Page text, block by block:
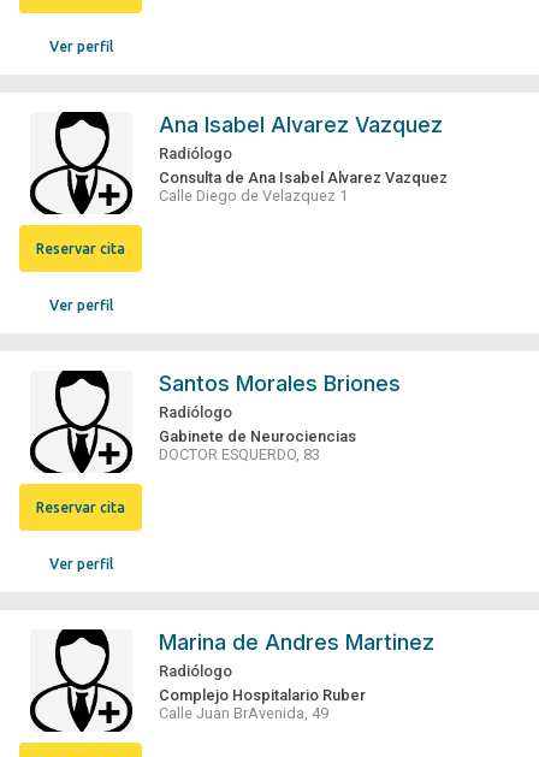
Ver perfil
Ver perfil
Reservar cita
Ana Isabel Alvarez Vazquez
Radiólogo
Consulta de Ana Isabel Alvarez Vazquez
Calle Diego de Velazquez 1
Ver perfil
Reservar cita
Santos Morales Briones
Radiólogo
Gabinete de Neurociencias
DOCTOR ESQUERDO, 83
Marina de Andres Martinez
Radiólogo
Complejo Hospitalario Ruber
Calle Juan BrAvenida, 49